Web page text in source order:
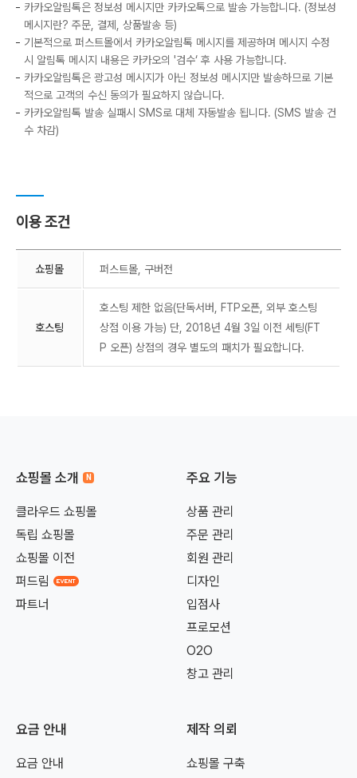
카카오알림톡은 정보성 메시지만 카카오톡으로 발송 가능합니다. (정보성
메시지란? 주문, 결제, 상품발송 등)
기본적으로 퍼스트몰에서 카카오알림톡 메시지를 제공하며 메시지 수정
시 알림톡 메시지 내용은 카카오의 '검수‘ 후 사용 가능합니다.
카카오알림톡은 광고성 메시지가 아닌 정보성 메시지만 발송하므로 기본
적으로 고객의 수신 동의가 필요하지 않습니다.
카카오알림톡 발송 실패시 SMS로 대체 자동발송 됩니다. (SMS 발송 건
수 차감)
이용 조건
쇼핑몰 퍼스트몰, 구버전
호스팅
호스팅 제한 없음(단독서버, FTP오픈, 외부 호스팅
상점 이용 가능) 단, 2018년 4월 3일 이전 세팅(FT
P 오픈) 상점의 경우 별도의 패치가 필요합니다.
쇼핑몰 소개
클라우드 쇼핑몰
독립 쇼핑몰
쇼핑몰 이전
퍼드림
파트너
주요 기능
상품 관리
주문 관리
회원 관리
디자인
입점사
프로모션
O2O
창고 관리
요금 안내
요금 안내
제작 의뢰
쇼핑몰 구축